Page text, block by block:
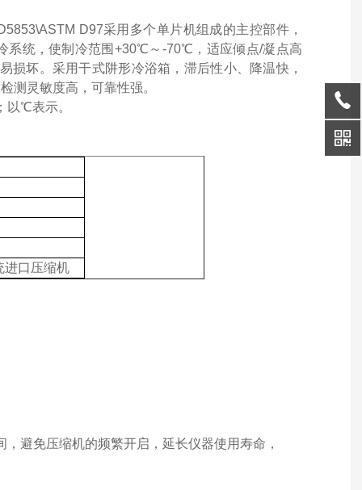
ASTM D97采用多个单片机组成的主控部件，
系统，使制冷范围 +30℃～-70℃，适应倾点/凝点高
坏。采用干式阱形冷浴箱，滞后性小、降温快，
测灵敏度高，可靠性强。
以℃表示。
进口压缩机
避免压缩机的频繁开启，延长仪器使用寿命，